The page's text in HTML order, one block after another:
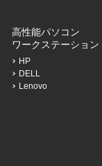
高性能パソコン
ワークステーション
HP
DELL
Lenovo